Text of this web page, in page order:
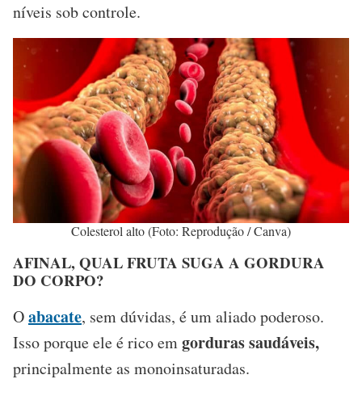
níveis sob controle.
Colesterol alto (Foto: Reprodução / Canva)
AFINAL, QUAL FRUTA SUGA A GORDURA
DO CORPO?
Oabacate, sem dúvidas, é um aliado poderoso.
Isso porque ele é rico emgorduras saudáveis,
principalmente as monoinsaturadas.